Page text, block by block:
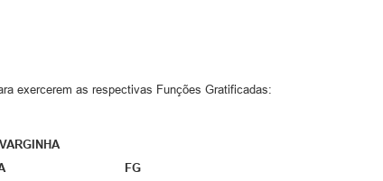
exercerem as respectivas Funções Gratificadas:
FG